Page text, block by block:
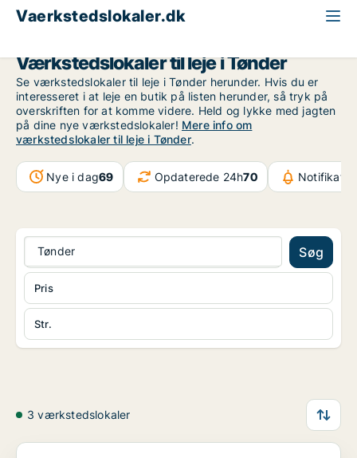
Vaerkstedslokaler.dk
Værkstedslokaler til leje i Tønder
Se værkstedslokaler til leje i Tønder herunder. Hvis du er
interesseret i at leje en butik på listen herunder, så tryk på
overskriften for at komme videre. Held og lykke med jagten
på dine nye værkstedslokaler! Mere info om
værkstedslokaler til leje i Tønder.
Nye i dag69 Opdaterede 24h70
Tønder Søg
Str.
Pris
3 værkstedslokaler
Lagerejendom i Tønder